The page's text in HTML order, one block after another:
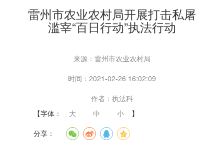
雷州市农业农村局开展打击私屠
滥宰“百日行动”执法行动
来源：雷州市农业农村局
时间：2021-02-26 16:02:09
作者：执法科
【字体：
大 中 小
】
分享：